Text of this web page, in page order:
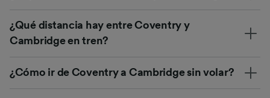
¿Qué distancia hay entre Coventry y
Cambridge en tren?
¿Cómo ir de Coventry a Cambridge sin volar?